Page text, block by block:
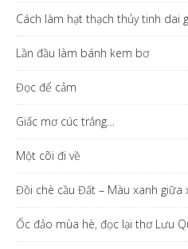
Cách làm hạt thạch thủy tinh dai
Lần đầu làm bánh kem bơ
Đọc để cảm
Giấc mơ cúc trắng…
Một cõi đi về
Đồi chè cầu Đất – Màu xanh giữa
Ốc đảo mùa hè, đọc lại thơ Lưu